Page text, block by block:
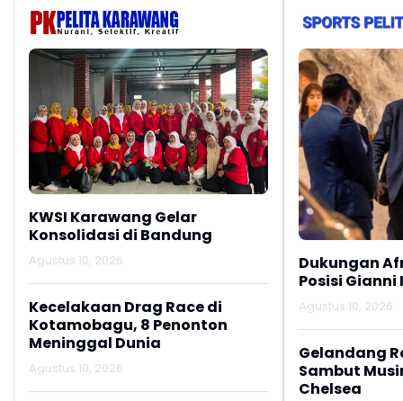
Lokasi Ditutup!!!
KWSI Karawang Gelar
Konsolidasi di Bandung
Agustus 10, 2026
Kecelakaan Drag Race di
Kotamobagu, 8 Penonton
Meninggal Dunia
Agustus 10, 2026
Dukungan
Posisi Gianni
Agustus 10, 2026
Gelandang
Sambut
Chelsea